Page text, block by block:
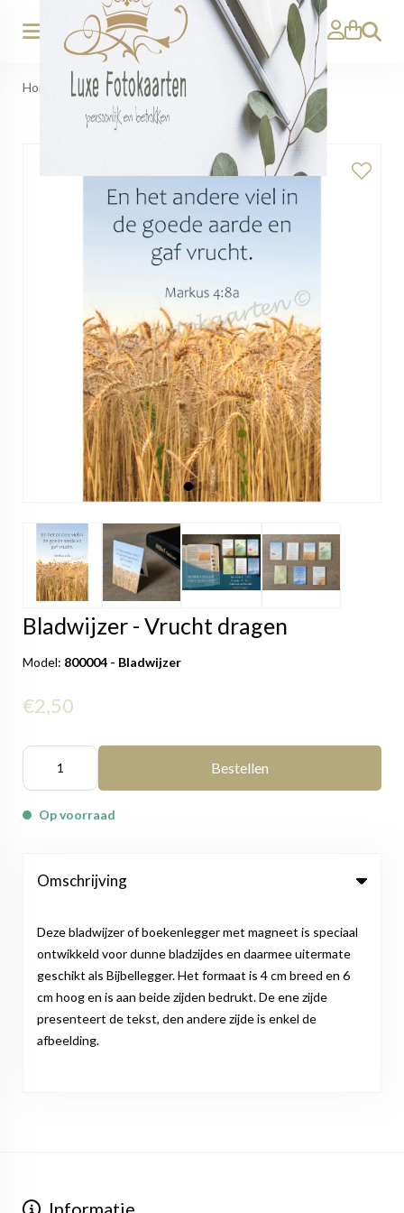
Zoeken
Home Bladwijzer>Bladwijzer - Vrucht dragen
Bladwijzer - Vrucht dragen
Model: 800004 - Bladwijzer
€2,50
Bestellen
Op voorraad
Omschrijving
Deze bladwijzer of boekenlegger met magneet is speciaal
ontwikkeld voor dunne bladzijdes en daarmee uitermate
geschikt als Bijbellegger. Het formaat is 4 cm breed en 6
cm hoog en is aan beide zijden bedrukt. De ene zijde
presenteert de tekst, den andere zijde is enkel de
afbeelding.
Informatie